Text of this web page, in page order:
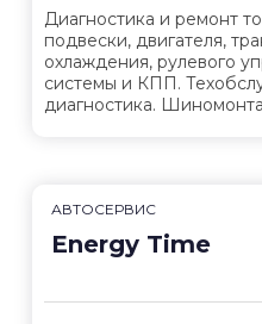
Диагностика и ремонт
подвески, двигателя,
охлаждения, рулевого
системы и КПП.
диагностика.
АВТОСЕРВИС
Energy Time